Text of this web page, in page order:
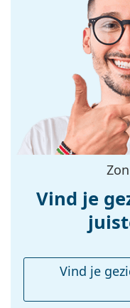
Montuur materiaal:
Breedte brug:
Gewicht:
Verende scharnier:
Reinigingsdoekje:
Vind je
Vind je